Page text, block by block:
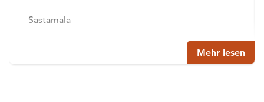
Sastamala
Mehr lesen